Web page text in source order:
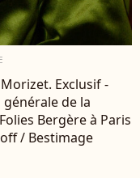
Exclusif -
de la
Bergère à Paris
/ Bestimage